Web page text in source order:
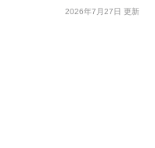
2026年7月27日 更新